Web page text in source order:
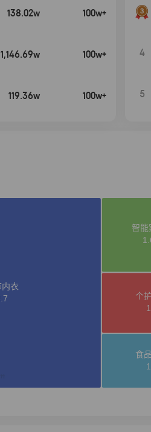
138.02w 100w+
1,146.69w 100w+
119.36w 100w+
4
5